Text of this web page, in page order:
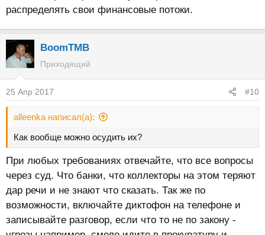
распределять свои финансовые потоки.
BoomTMB
Приходящий
25 Апр 2017 #10
alleenka написал(а):
Как вообще можно осудить их?
При любых требованиях отвечайте, что все вопросы
через суд. Что банки, что коллекторы на этом теряют
дар речи и не знают что сказать. Так же по
возможности, включайте диктофон на телефоне и
записывайте разговор, если что то не по закону -